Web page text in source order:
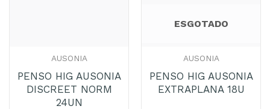
AUSONIA
PENSO HIG AUSONIA
DISCREET NORM
24UN
ESGOTADO
AUSONIA
PENSO HIG AUSONIA
EXTRAPLANA 18U